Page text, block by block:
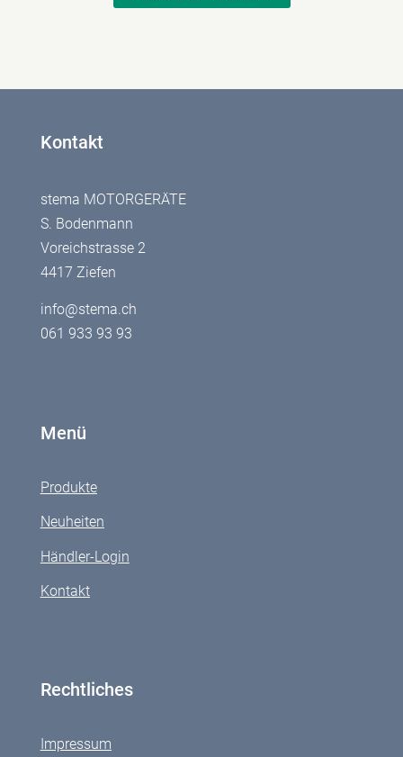
Kontakt
stema MOTORGERÄTE
S. Bodenmann
Voreichstrasse 2
4417 Ziefen
info@stema.ch
061 933 93 93
Menü
Produkte
Neuheiten
Händler-Login
Kontakt
Rechtliches
Impressum